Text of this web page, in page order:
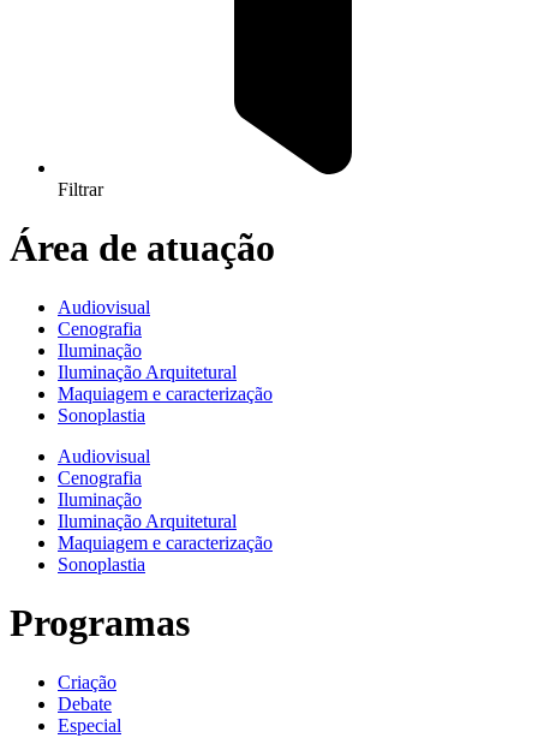
Filtrar
Área de atuação
Audiovisual
Cenografia
Iluminação
Iluminação Arquitetural
Maquiagem e caracterização
Sonoplastia
Audiovisual
Cenografia
Iluminação
Iluminação Arquitetural
Maquiagem e caracterização
Sonoplastia
Programas
Criação
Debate
Especial